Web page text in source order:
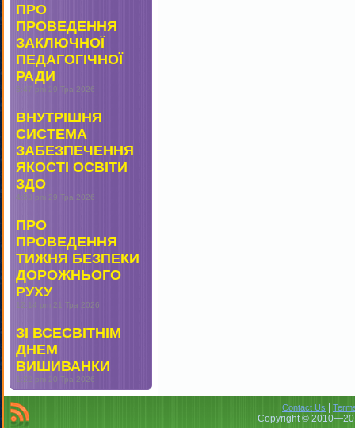
ПРО
ПРОВЕДЕННЯ
ЗАКЛЮЧНОЇ
ПЕДАГОГІЧНОЇ
РАДИ
5:47 pm 29 Тра 2026
ВНУТРІШНЯ
СИСТЕМА
ЗАБЕЗПЕЧЕННЯ
ЯКОСТІ ОСВІТИ
ЗДО
4:53 pm 29 Тра 2026
ПРО
ПРОВЕДЕННЯ
ТИЖНЯ БЕЗПЕКИ
ДОРОЖНЬОГО
РУХУ
12:14 pm 21 Тра 2026
ЗІ ВСЕСВІТНІМ
ДНЕМ
ВИШИВАНКИ
1:22 pm 20 Тра 2026
Contact Us
Copyright ©